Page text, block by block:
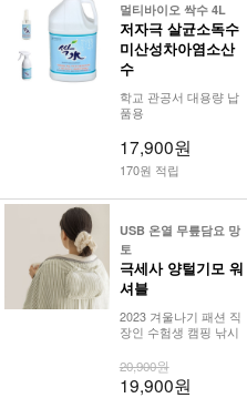
멀티바이오 싹수 4L
저자극 살균소독수
미산성차아염소산
수
학교 관공서 대용량 납
품용
17,900원
170원 적립
USB 온열 무릎담요 망
토
극세사 양털기모 워
셔블
2023 겨울나기 패션 직
장인 수험생 캠핑 낚시
20,900원
19,900원